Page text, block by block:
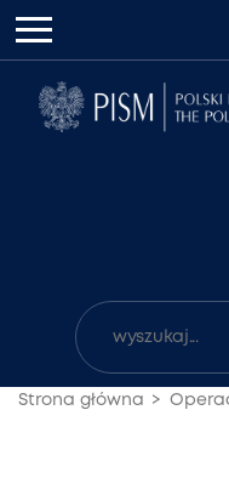
Strona główna